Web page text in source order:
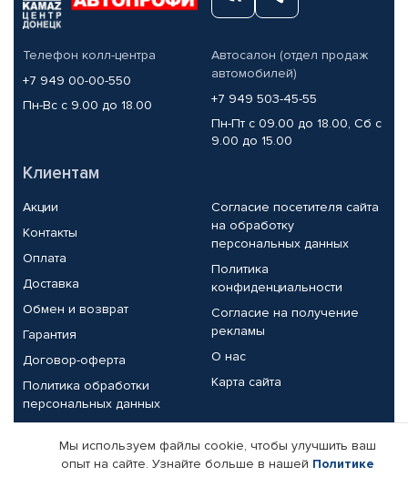
Телефон колл-центра
+7 949 00-00-550
Пн-Вс с 9.00 до 18.00
Автосалон (отдел продаж
автомобилей)
+7 949 503-45-55
Пн-Пт с 09.00 до 18.00, Сб с
9.00 до 15.00
Клиентам
Акции
Контакты
Оплата
Доставка
Обмен и возврат
Гарантия
Договор-оферта
Политика обработки
персональных данных
Согласие посетителя сайта
на обработку
персональных данных
Политика
конфиденциальности
Согласие на получение
рекламы
О нас
Карта сайта
Партнерам
Мы используем файлы cookie, чтобы улучшить ваш
опыт на сайте. Узнайте больше в нашей Политике